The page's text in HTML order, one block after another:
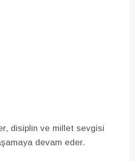
disiplin ve millet sevgisi
devam eder.